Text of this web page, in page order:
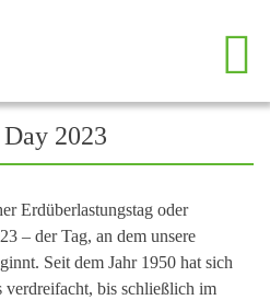
Spieleabend am Do, 11.
2023
Erdüberlastungstag oder
– der Tag, an dem unsere
Seit dem Jahr 1950 hat sich
verdreifacht, bis schließlich im